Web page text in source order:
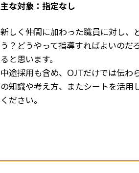
主な対象：指定なし
新しく仲間に加わった職員に対し、
う？どうやって指導すればよいのだ
ると思います。
中途採用も含め、OJTだけでは伝わ
の知識や考え方、またシートを活用
ください。